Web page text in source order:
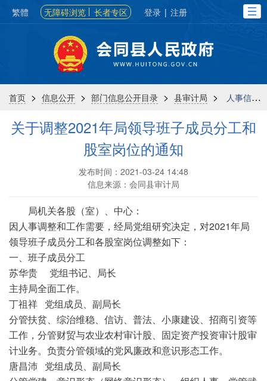
繁體 无障碍浏览 长者专区 登录 | 注册
首页 > 信息公开 > 部门信息公开目录 > 县审计局 > 人事信息
关于调整2021年局领导班子成员分工和
股室岗位的通知
发布时间：2021-03-24 14:48
信息来源：会同县审计局
局机关各股（室）、中心：
因人事调整和工作需要，经局党组研究决定，对2021年局
领导班子成员分工和各股室岗位调整如下：
一、班子成员分工
苏华贵 党组书记、局长
主持局全面工作。
丁祖祥 党组成员、副局长
分管扶贫、综治维稳、信访、普法、小康建设、招商引资等
工作，分管财贸与农业农村审计股、固定资产投资审计股审
计业务。负责分管领域的党风廉政和意识形态工作。
唐昌沛 党组成员、副局长